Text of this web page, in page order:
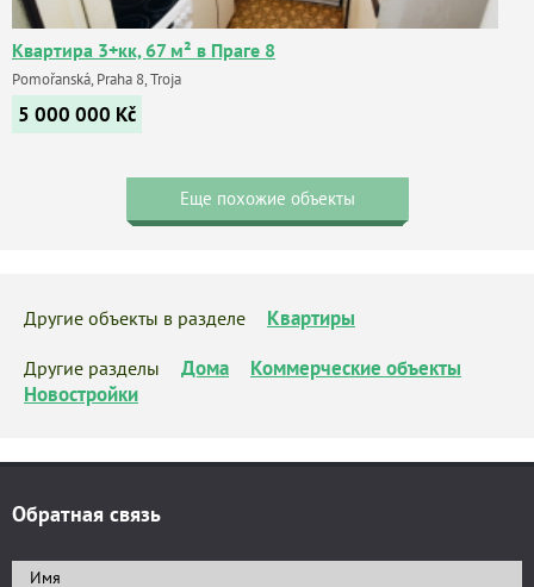
Квартира 3+кк, 67 м² в Праге 8
Pomořanská, Praha 8, Troja
5 000 000 Kč
Еще похожие объекты
Другие объекты в разделе Квартиры
Другие разделы Дома
Коммерческие объекты
Новостройки
Обратная связь